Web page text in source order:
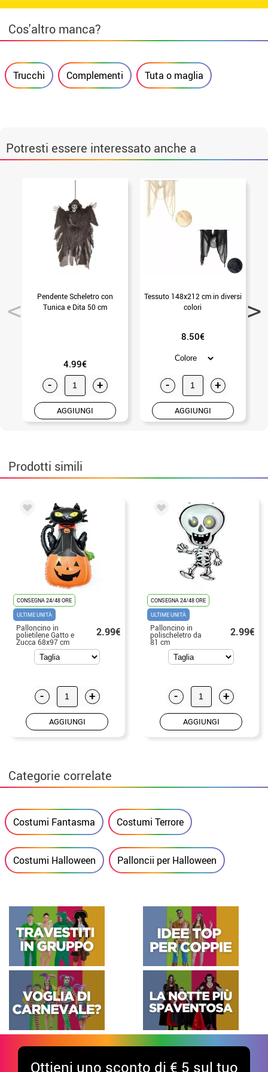
Cos'altro manca?
Trucchi Complementi Tuta o maglia
Potresti essere interessato anche a
Pendente Scheletro con
Tunica e Dita 50 cm
4.99€
- +
AGGIUNGI
Tessuto 148x212 cm in diversi
colori
8.50€
- +
AGGIUNGI
Prodotti simili
CONSEGNA 24/48 ORE
ULTIME UNITÀ
Palloncino in
polietilene Gatto e
Zucca 68x97 cm
2.99€
- +
AGGIUNGI
CONSEGNA 24/48 ORE
ULTIME UNITÀ
Palloncino in
polischeletro da
81 cm
2.99€
- +
AGGIUNGI
Categorie correlate
Costumi Fantasma Costumi Terrore
Costumi Halloween Palloncii per Halloween
Ottieni uno sconto di € 5 sul tuo